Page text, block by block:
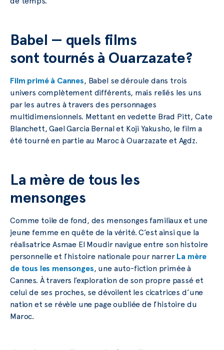
Babel — quels films
sont tournés à Ouarzazate?
Film primé à Cannes, Babel se déroule dans trois
univers complètement différents, mais reliés les uns
par les autres à travers des personnages
multidimensionnels. Mettant en vedette Brad Pitt, Cate
Blanchett, Gael Garcia Bernal et Koji Yakusho, le film a
été tourné en partie au Maroc à Ouarzazate et Agdz.
La mère de tous les
mensonges
Comme toile de fond, des mensonges familiaux et une
jeune femme en quête de la vérité. C’est ainsi que la
réalisatrice Asmae El Moudir navigue entre son histoire
personnelle et l’histoire nationale pour narrer La mère
de tous les mensonges, une auto-fiction primée à
Cannes. À travers l’exploration de son propre passé et
celui de ses proches, se dévoilent les cicatrices d’une
nation et se révèle une page oubliée de l’histoire du
Maroc.